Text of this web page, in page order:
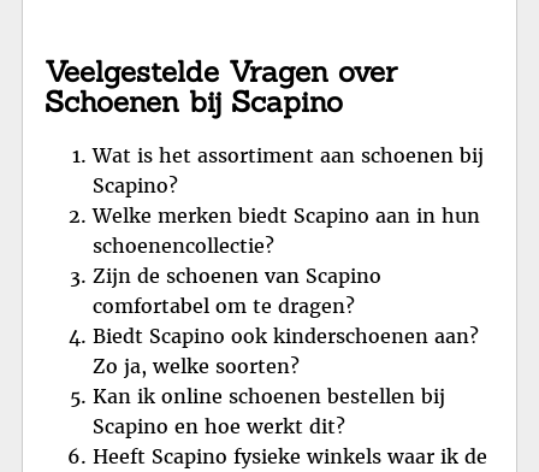
Veelgestelde Vragen over
Schoenen bij Scapino
Wat is het assortiment aan schoenen bij
Scapino?
Welke merken biedt Scapino aan in hun
schoenencollectie?
Zijn de schoenen van Scapino
comfortabel om te dragen?
Biedt Scapino ook kinderschoenen aan?
Zo ja, welke soorten?
Kan ik online schoenen bestellen bij
Scapino en hoe werkt dit?
Heeft Scapino fysieke winkels waar ik de